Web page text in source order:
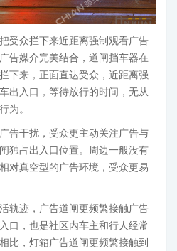
众拦下来近距离强制观看广告
告媒介完美结合，道闸挡车器在
下来，正面直达受众，近距离强
出入口，等待放行的时间，无从
为。
干扰，受众更主动关注广告与
独占出入口位置。周边一般没有
对真空型的广告环境，受众更易
迹，广告道闸更频繁接触广告
口，也是社区内车主和行人经常
比，灯箱广告道闸更频繁接触到